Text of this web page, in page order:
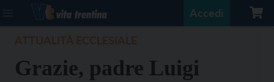
Accedi
Grazie, padre Luigi